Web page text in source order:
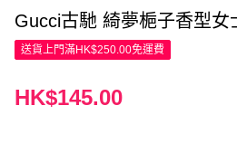
Gucci古馳 綺夢梔子香型女
送貨上門滿HK$250.00免運費
HK$145.00